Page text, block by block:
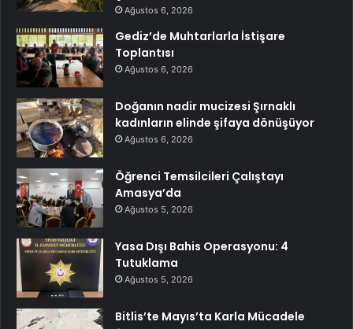
Ağustos 6, 2026
Gediz’de Muhtarlarla İstişare
Toplantısı
Ağustos 6, 2026
Doğanın nadir mucizesi Şırnaklı
kadınların elinde şifaya dönüşüyor
Ağustos 6, 2026
Öğrenci Temsilcileri Çalıştayı
Amasya’da
Ağustos 5, 2026
Yasa Dışı Bahis Operasyonu: 4
Tutuklama
Ağustos 5, 2026
Bitlis’te Mayıs’ta Karla Mücadele